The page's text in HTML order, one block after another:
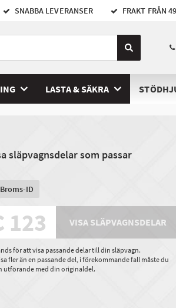
SNABBA LEVERANSER FRAKT FRÅN
LASTA & SÄKRA
släpvagnsdelar som passar
Broms-ID
VISA SLÄPVAGNSDELAR
för att visa passande delar till din släpvagn.
fler än en passande del, i förekommande fall måste du
utförande med din originaldel.